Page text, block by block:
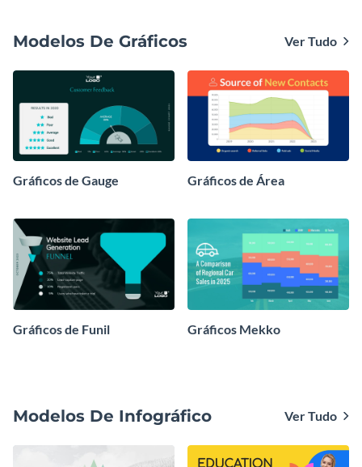
Modelos De Gráficos Ver Tudo
Gráficos de Gauge Gráficos de Área
Gráficos de Funil Gráficos Mekko
Modelos De Infográfico Ver Tudo